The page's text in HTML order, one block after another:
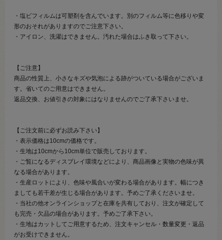
・塩ビフィルムは可塑剤を含んでいます。別のフィルム等に色移りや変
形のおそれがありますのでご注意下さい。
・アイロン、洗濯はできません。汚れた場合はふき取って下さい。
【ご注意】
商品の性質上、小さなキズや気泡による跡がついている場合がございま
す。省いてのご用意はできません。
返品交換、お値引きの対象にはなりませんのでご了承下さいませ。
【ご注文前に必ずお読み下さい】
・表示価格は10cmの価格です。
・生地は10cmから10cm単位で販売しております。
・ご覧になるディスプレイ環境などにより、商品画像と実物の色味が異
なる場合があります。
・生産ロットにより、色味や風合いが変わる場合があります。幅につき
ましても若干差が生じる場合があります。予めご了承くださいませ。
・当社の他オンラインショップと在庫を共有しており、注文が確定して
も完売・欠品の場合があります。予めご了承下さい。
・生地はカットしてご用意するため、注文キャンセル・数量変更・返品
がお受けできません。